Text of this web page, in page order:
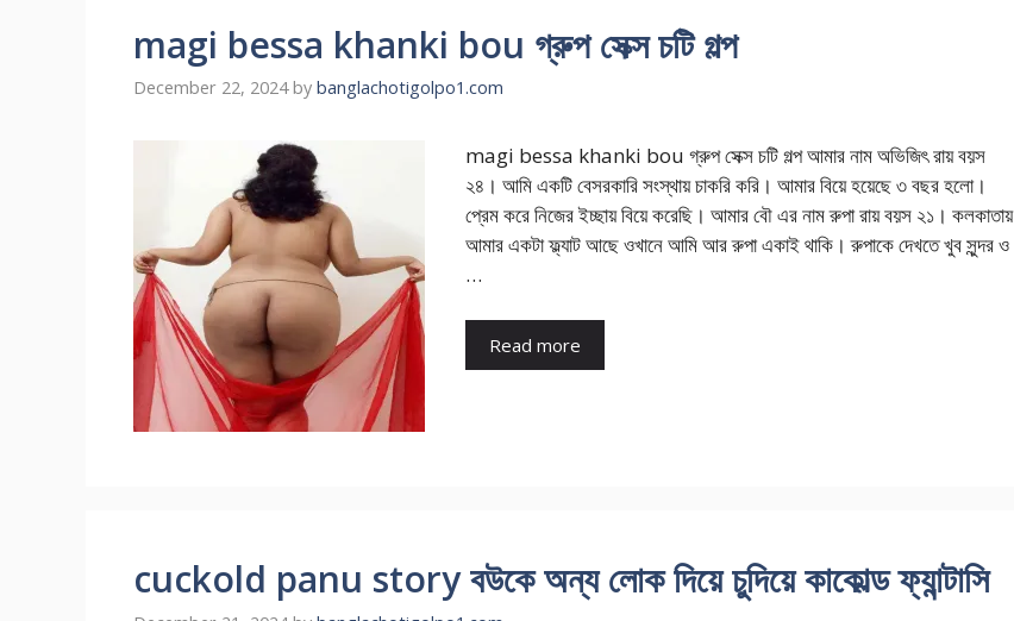
magi bessa khanki bou গ্রুপ সেক্স চটি গল্প
December 22, 2024 by banglachotigolpo1.com
magi bessa khanki bou গ্রুপ সেক্স চটি গল্প আমার নাম অভিজিৎ রায় বয়স
২৪। আমি একটি বেসরকারি সংস্থায় চাকরি করি। আমার বিয়ে হয়েছে ৩ বছর হলো।
প্রেম করে নিজের ইচ্ছায় বিয়ে করেছি। আমার বৌ এর নাম রুপা রায় বয়স ২১। কলকাতায়
আমার একটা ফ্ল্যাট আছে ওখানে আমি আর রুপা একাই থাকি। রুপাকে দেখতে খুব সুন্দর ও
…
Read more
cuckold panu story বউকে অন্য লোক দিয়ে চুদিয়ে কাকোল্ড ফ্যান্টাসি